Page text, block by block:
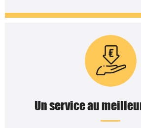
Un service au